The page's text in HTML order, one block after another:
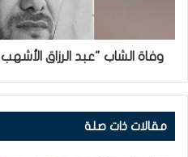
وفاة الشاب "عبد الرزاق
مقالات ذات صلة